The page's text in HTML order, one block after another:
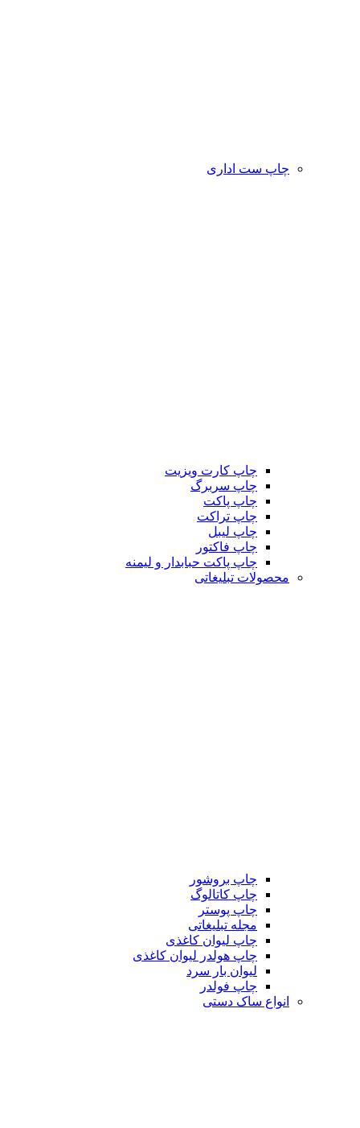
چاپ ست اداری
چاپ کارت ویزیت
چاپ سربرگ
چاپ پاکت
چاپ تراکت
چاپ لیبل
چاپ فاکتور
چاپ پاکت حبابدار و لیمنه
محصولات تبلیغاتی
چاپ بروشور
چاپ کاتالوگ
چاپ پوستر
مجله تبلیغاتی
چاپ لیوان کاغذی
چاپ هولدر لیوان کاغذی
لیوان بار سرد
چاپ فولدر
انواع ساک دستی